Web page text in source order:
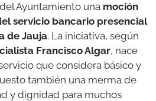
Ayuntamiento una moción
servicio bancario presencial
de Jauja. La iniciativa, según
Francisco Algar, nace
que considera básico y
también una merma de
y dignidad para muchos